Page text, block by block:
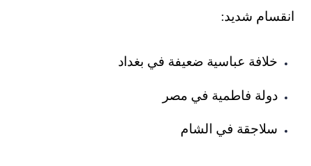
انقسام شديد:
خلافة عباسية ضعيفة في بغداد
دولة فاطمية في مصر
سلاجقة في الشام